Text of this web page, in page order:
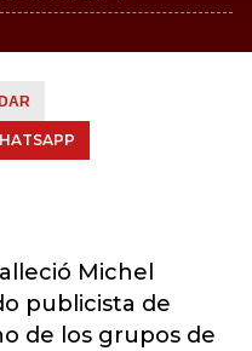
Michel
publicista de
de los grupos de